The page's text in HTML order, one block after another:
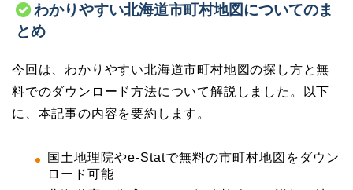
わかりやすい北海道市町村地図についてのま
とめ
今回は、わかりやすい北海道市町村地図の探し方と無
料でのダウンロード方法について解説しました。以下
に、本記事の内容を要約します。
国土地理院やe-Statで無料の市町村地図をダウン
ロード可能